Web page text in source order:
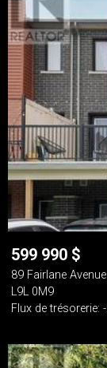
599 990 $
89 Fairlane
L9L 0M9
Flux de trésorerie: